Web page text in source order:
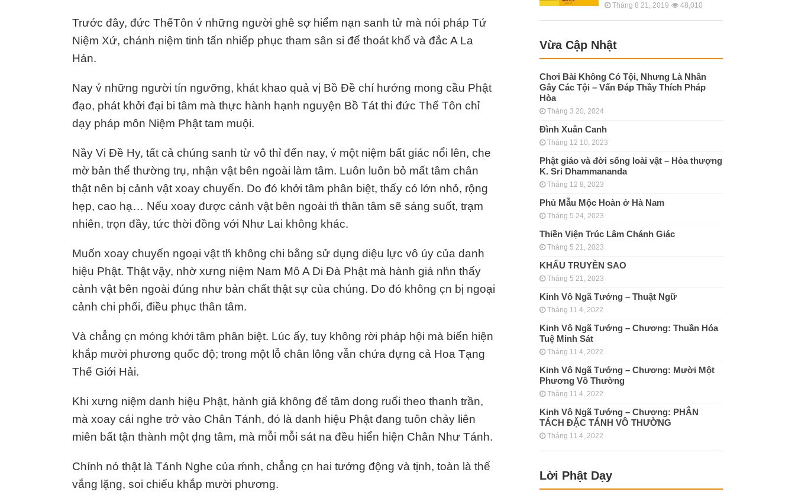
Trước đây, đức ThếTôn v́ những người ghê sợ hiểm nạn sanh tử mà nói pháp Tứ
Niệm Xứ, chánh niệm tinh tấn nhiếp phục tham sân si để thoát khổ và đắc A La
Hán.
Nay v́ những người tín ngưỡng, khát khao quả vị Bồ Đề chí hướng mong cầu Phật
đạo, phát khởi đại bi tâm mà thực hành hạnh nguyện Bồ Tát thi đức Thế Tôn chỉ
dạy pháp môn Niệm Phật tam muội.
Nầy Vi Đề Hy, tất cả chúng sanh từ vô thỉ đến nay, v́ một niệm bất giác nổi lên, che
mờ bản thể thường trụ, nhận vật bên ngoài làm tâm. Luôn luôn bỏ mất tâm chân
thật nên bị cảnh vật xoay chuyển. Do đó khởi tâm phân biệt, thấy có lớn nhỏ, rộng
hẹp, cao hạ… Nếu xoay được cảnh vật bên ngoài th́ thân tâm sẽ sáng suốt, trạm
nhiên, trọn đầy, tức thời đồng với Như Lai không khác.
Muốn xoay chuyển ngoại vật th́ không chi bằng sử dụng diệu lực vô úy của danh
hiệu Phật. Thật vậy, nhờ xưng niệm Nam Mô A Di Đà Phật mà hành giả nh́n thấy
cảnh vật bên ngoài đúng như bản chất thật sự của chúng. Do đó không c̣n bị ngoại
cảnh chi phối, điều phục thân tâm.
Và chẳng c̣n móng khởi tâm phân biệt. Lúc ấy, tuy không rời pháp hội mà biến hiện
khắp mười phương quốc độ; trong một lỗ chân lông vẫn chứa đựng cả Hoa Tạng
Thế Giới Hải.
Khi xưng niệm danh hiệu Phật, hành giả không để tâm dong ruổi theo thanh trần,
mà xoay cái nghe trở vào Chân Tánh, đó là danh hiệu Phật đang tuôn chảy liên
miên bất tận thành một ḍng tâm, mà mỗi mỗi sát na đều hiển hiện Chân Như Tánh.
Chính nó thật là Tánh Nghe của ḿnh, chẳng c̣n hai tướng động và tịnh, toàn là thể
vắng lặng, soi chiếu khắp mười phương.
Tháng 8 21, 2019 48,010
Vừa Cập Nhật
Chơi Bài Không Có Tội, Nhưng Là Nhân
Gây Các Tội – Vấn Đáp Thầy Thích Pháp
Hòa
Tháng 3 20, 2024
Đình Xuân Canh
Tháng 12 10, 2023
Phật giáo và đời sống loài vật – Hòa thượng
K. Sri Dhammananda
Tháng 12 8, 2023
Phủ Mẫu Mộc Hoàn ở Hà Nam
Tháng 5 24, 2023
Thiền Viện Trúc Lâm Chánh Giác
Tháng 5 21, 2023
KHẨU TRUYỀN SAO
Tháng 5 21, 2023
Kinh Vô Ngã Tướng – Thuật Ngữ
Tháng 11 4, 2022
Kinh Vô Ngã Tướng – Chương: Thuần Hóa
Tuệ Minh Sát
Tháng 11 4, 2022
Kinh Vô Ngã Tướng – Chương: Mười Một
Phương Vô Thường
Tháng 11 4, 2022
Kinh Vô Ngã Tướng – Chương: PHÂN
TÁCH ÐẶC TÁNH VÔ THƯỜNG
Tháng 11 4, 2022
Lời Phật Dạy